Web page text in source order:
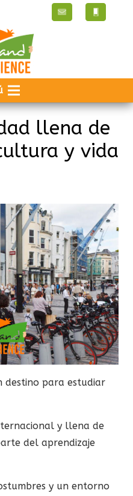
llena de
y vida
destino para estudiar
y llena de
del aprendizaje
y un entorno